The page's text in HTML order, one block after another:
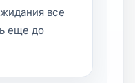
все
еще до